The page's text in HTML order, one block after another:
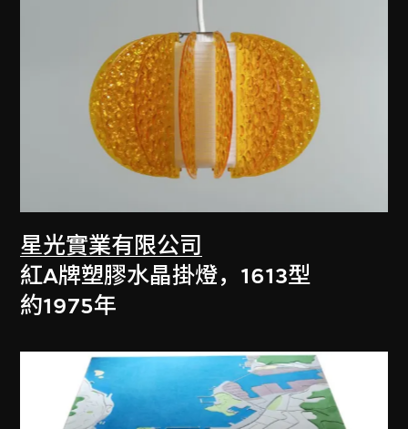
星光實業有限公司
紅A牌塑膠水晶掛燈，1613型
約1975年